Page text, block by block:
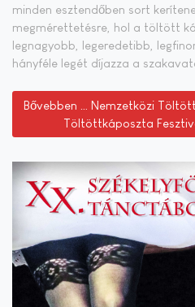
minden esztendőben sort
megmérettetésre, hol a töltött
legnagyobb, legeredetibb,
hányféle legét díjazza a
Bővebben … Nemzetközi
Töltöttkáposzta